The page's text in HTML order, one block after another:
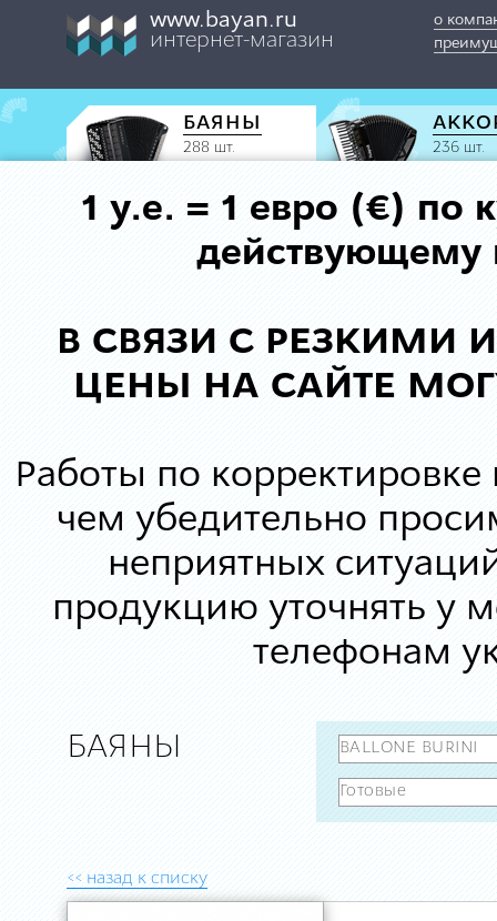
www.bayan.ru
интернет-магазин
о
БАЯНЫ
288 шт. 236 шт.
1 у.е. = 1 евро (€) по
действующему
В СВЯЗИ С РЕЗКИМИ
ЦЕНЫ НА САЙТЕ
Работы по корректировке
чем убедительно
неприятных
продукцию уточнять у
телефонам
БАЯНЫ
<< назад к списку